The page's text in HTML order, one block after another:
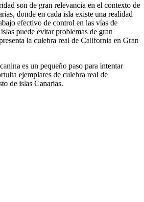
son de gran relevancia en el contexto de
donde en cada isla existe una realidad
efectivo de control en las vías de
puede evitar problemas de gran
la culebra real de California en Gran
es un pequeño paso para intentar
ejemplares de culebra real de
de islas Canarias.